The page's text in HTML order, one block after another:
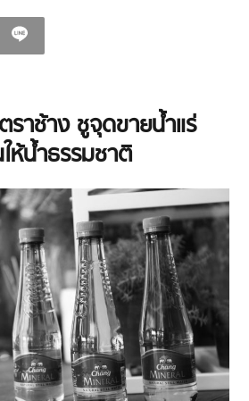
ราช้าง ชูจุดขายน้ำแร่
ห้น้ำธรรมชาติ